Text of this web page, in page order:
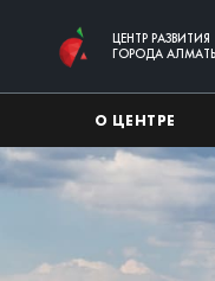
ЦЕНТР РАЗВИТИЯ
ГОРОДА
О ЦЕНТРЕ